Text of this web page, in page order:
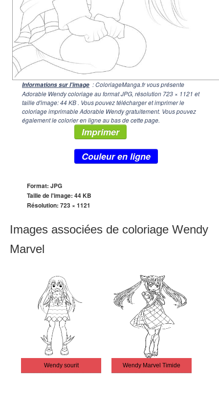
Informations sur l'image : ColoriageManga.fr vous présente
Adorable Wendy coloriage au format JPG, résolution 723 × 1121 et
taille d'image: 44 KB . Vous pouvez télécharger et imprimer le
coloriage imprimable Adorable Wendy gratuitement. Vous pouvez
également le colorier en ligne au bas de cette page.
Imprimer
Couleur en ligne
Format: JPG
Taille de l'image: 44 KB
Résolution: 723 × 1121
Images associées de coloriage Wendy
Marvel
Wendy sourit Wendy Marvel Timide